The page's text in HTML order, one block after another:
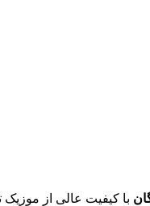
با کیفیت عالی از موزیک